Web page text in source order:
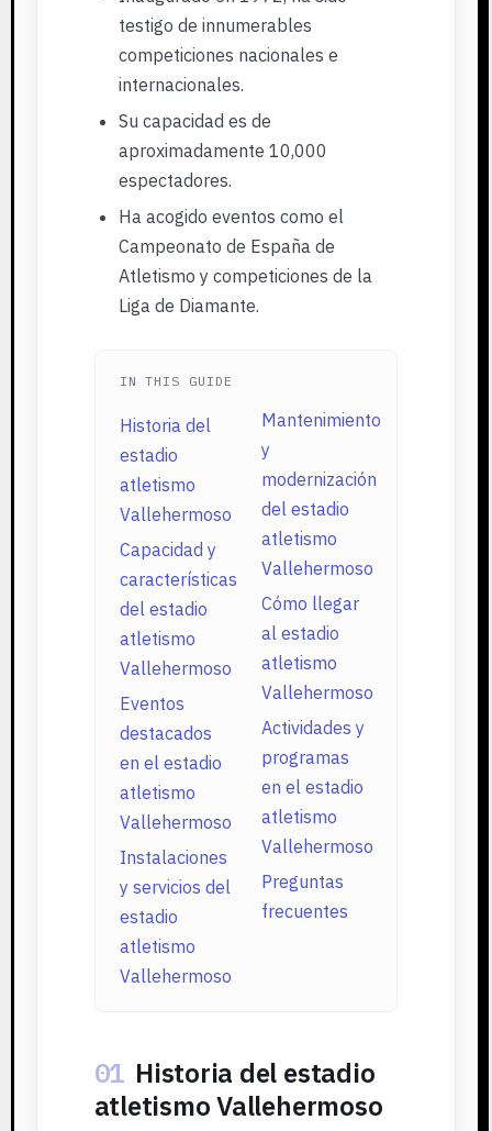
testigo de innumerables
competiciones nacionales e
internacionales.
Su capacidad es de
aproximadamente 10,000
espectadores.
Ha acogido eventos como el
Campeonato de España de
Atletismo y competiciones de la
Liga de Diamante.
IN THIS GUIDE
Historia del
estadio
atletismo
Vallehermoso
Capacidad y
características
del estadio
atletismo
Vallehermoso
Eventos
destacados
en el estadio
atletismo
Vallehermoso
Instalaciones
y servicios del
estadio
atletismo
Vallehermoso
Mantenimiento
y
modernización
del estadio
atletismo
Vallehermoso
Cómo llegar
al estadio
atletismo
Vallehermoso
Actividades y
programas
en el estadio
atletismo
Vallehermoso
Preguntas
frecuentes
01 Historia del estadio
atletismo Vallehermoso